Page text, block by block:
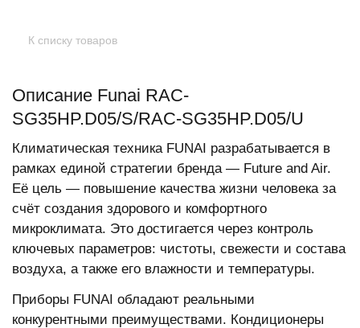
К списку товаров
Описание Funai RAC-
SG35HP.D05/S/RAC-SG35HP.D05/U
Климатическая техника FUNAI разрабатывается в
рамках единой стратегии бренда — Future and Air.
Её цель — повышение качества жизни человека за
счёт создания здорового и комфортного
микроклимата. Это достигается через контроль
ключевых параметров: чистоты, свежести и состава
воздуха, а также его влажности и температуры.
Приборы FUNAI обладают реальными
конкурентными преимуществами. Кондиционеры